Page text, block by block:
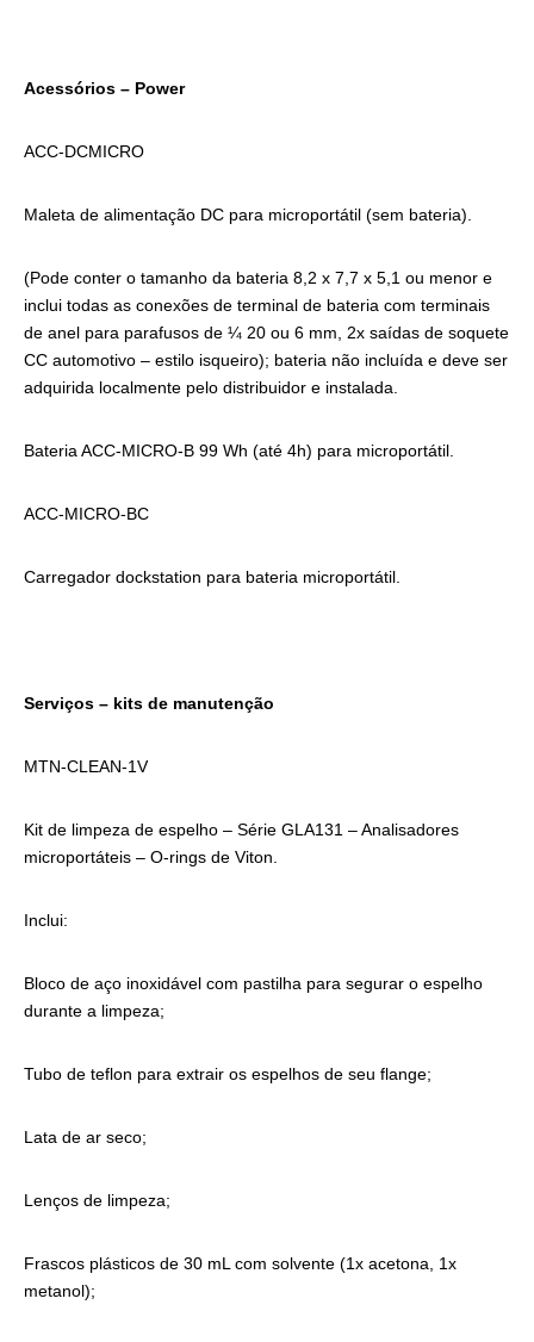
Acessórios – Power
ACC-DCMICRO
Maleta de alimentação DC para microportátil (sem bateria).
(Pode conter o tamanho da bateria 8,2 x 7,7 x 5,1 ou menor e
inclui todas as conexões de terminal de bateria com terminais
de anel para parafusos de ¼ 20 ou 6 mm, 2x saídas de soquete
CC automotivo – estilo isqueiro); bateria não incluída e deve ser
adquirida localmente pelo distribuidor e instalada.
Bateria ACC-MICRO-B 99 Wh (até 4h) para microportátil.
ACC-MICRO-BC
Carregador dockstation para bateria microportátil.
Serviços – kits de manutenção
MTN-CLEAN-1V
Kit de limpeza de espelho – Série GLA131 – Analisadores
microportáteis – O-rings de Viton.
Inclui:
Bloco de aço inoxidável com pastilha para segurar o espelho
durante a limpeza;
Tubo de teflon para extrair os espelhos de seu flange;
Lata de ar seco;
Lenços de limpeza;
Frascos plásticos de 30 mL com solvente (1x acetona, 1x
metanol);